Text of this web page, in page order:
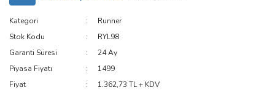
Kategori
Runner
Stok Kodu
RYL98
Garanti Süresi
24 Ay
Piyasa Fiyatı
1499
Fiyat
1.362,73 TL + KDV